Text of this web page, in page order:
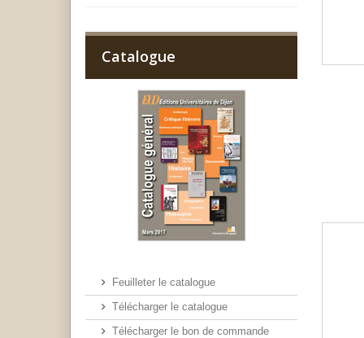
(1)
(2)
Sociétés(4)
Catalogue
Feuilleter le catalogue
Télécharger le catalogue
Télécharger le bon de commande